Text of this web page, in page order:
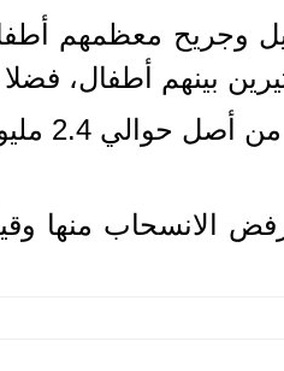
بينهم أطفال،
وتحاصر
الانسحاب منها